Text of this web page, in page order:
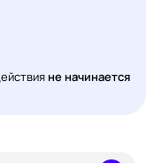
не начинается